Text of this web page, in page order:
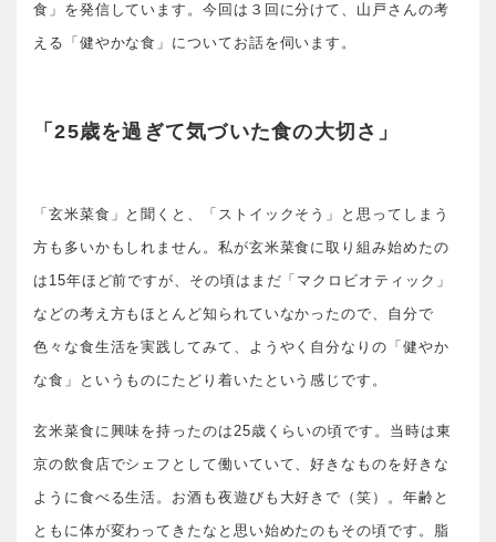
食」を発信しています。今回は３回に分けて、山戸さんの考
える「健やかな食」についてお話を伺います。
「25歳を過ぎて気づいた食の大切さ」
「玄米菜食」と聞くと、「ストイックそう」と思ってしまう
方も多いかもしれません。私が玄米菜食に取り組み始めたの
は15年ほど前ですが、その頃はまだ「マクロビオティック」
などの考え方もほとんど知られていなかったので、自分で
色々な食生活を実践してみて、ようやく自分なりの「健やか
な食」というものにたどり着いたという感じです。
玄米菜食に興味を持ったのは25歳くらいの頃です。当時は東
京の飲食店でシェフとして働いていて、好きなものを好きな
ように食べる生活。お酒も夜遊びも大好きで（笑）。年齢と
ともに体が変わってきたなと思い始めたのもその頃です。脂